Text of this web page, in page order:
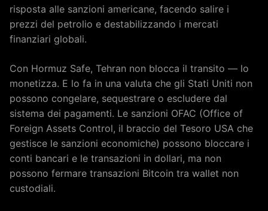
risposta alle sanzioni americane, facendo salire i
prezzi del petrolio e destabilizzando i mercati
finanziari globali.
Con Hormuz Safe, Tehran non blocca il transito — lo
monetizza. E lo fa in una valuta che gli Stati Uniti non
possono congelare, sequestrare o escludere dal
sistema dei pagamenti. Le sanzioni OFAC (Office of
Foreign Assets Control, il braccio del Tesoro USA che
gestisce le sanzioni economiche) possono bloccare i
conti bancari e le transazioni in dollari, ma non
possono fermare transazioni Bitcoin tra wallet non
custodiali.